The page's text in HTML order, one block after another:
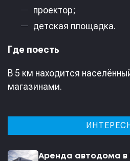
проектор;
детская площадка.
Где поесть
В 5 км находится
магазинами.
Аренда автодома в